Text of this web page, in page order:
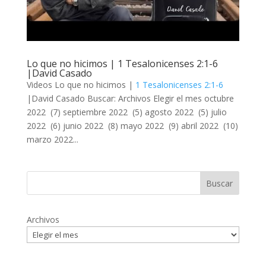
Lo que no hicimos | 1 Tesalonicenses 2:1-6
|David Casado
Videos Lo que no hicimos | 1 Tesalonicenses 2:1-6
|David Casado Buscar: Archivos Elegir el mes octubre
2022 (7) septiembre 2022 (5) agosto 2022 (5) julio
2022 (6) junio 2022 (8) mayo 2022 (9) abril 2022 (10)
marzo 2022...
Archivos